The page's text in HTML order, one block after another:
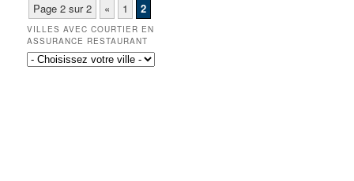
Page 2 sur 2 « 1 2
VILLES AVEC COURTIER EN
ASSURANCE RESTAURANT